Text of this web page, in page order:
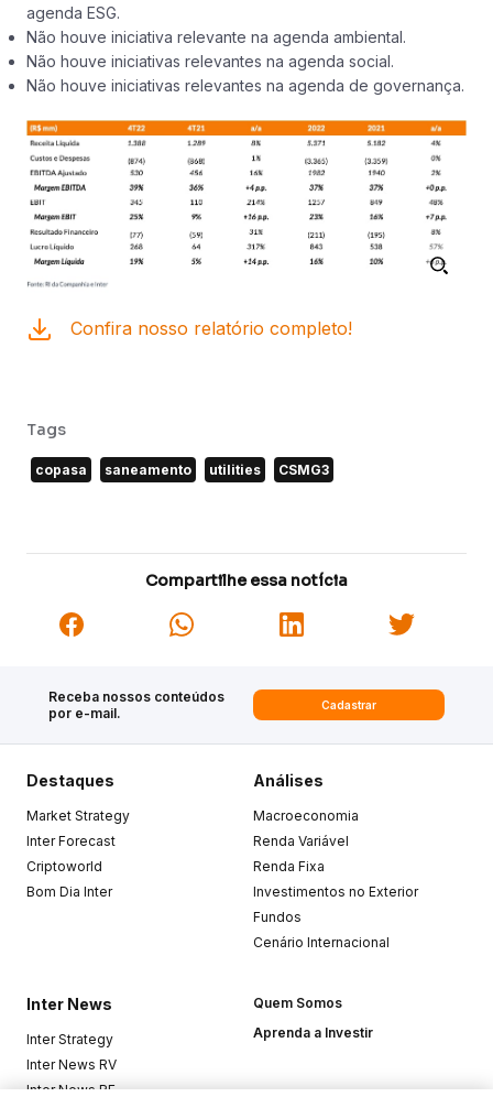
agenda ESG.
Não houve iniciativa relevante na agenda ambiental.
Não houve iniciativas relevantes na agenda social.
Não houve iniciativas relevantes na agenda de governança.
Confira nosso relatório completo!
Tags
copasa saneamento utilities CSMG3
Compartilhe essa notícia
Receba nossos conteúdos
por e-mail.
Cadastrar
Destaques
Market Strategy
Inter Forecast
Criptoworld
Bom Dia Inter
Análises
Macroeconomia
Renda Variável
Renda Fixa
Investimentos no Exterior
Fundos
Cenário Internacional
Inter News
Inter Strategy
Inter News RV
Inter News RF
Quem Somos
Aprenda a Investir